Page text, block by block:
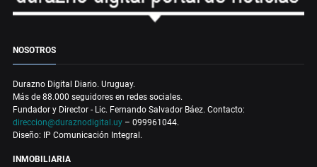
NOSOTROS
Durazno Digital Diario. Uruguay.
Más de 88.000 seguidores en redes sociales.
Fundador y Director - Lic. Fernando Salvador Báez. Contacto:
direccion@duraznodigital.uy – 099961044.
Diseño: IP Comunicación Integral.
INMOBILIARIA